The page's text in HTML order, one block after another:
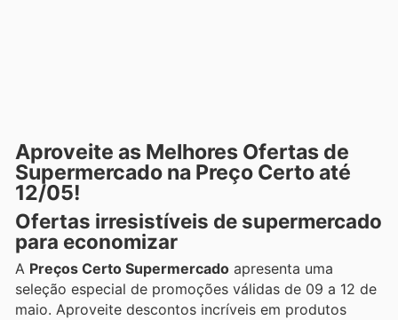
Aproveite as Melhores Ofertas de
Supermercado na Preço Certo até
12/05!
Ofertas irresistíveis de supermercado
para economizar
A Preços Certo Supermercado apresenta uma
seleção especial de promoções válidas de 09 a 12 de
maio. Aproveite descontos incríveis em produtos